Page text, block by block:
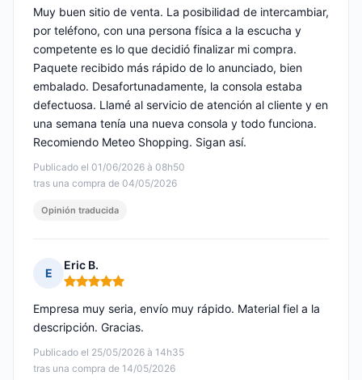
Publicado el 01/06/2026 à 08h50
tras una compra de 04/05/2026
Muy buen sitio de venta. La posibilidad de intercambiar,
por teléfono, con una persona física a la escucha y
competente es lo que decidió finalizar mi compra.
Paquete recibido más rápido de lo anunciado, bien
embalado. Desafortunadamente, la consola estaba
defectuosa. Llamé al servicio de atención al cliente y en
una semana tenía una nueva consola y todo funciona.
Recomiendo Meteo Shopping. Sigan así.
Opinión traducida
E
Eric B.
Nota: 5 de 5
Publicado el 25/05/2026 à 14h35
tras una compra de 14/05/2026
Empresa muy seria, envío muy rápido. Material fiel a la
descripción. Gracias.